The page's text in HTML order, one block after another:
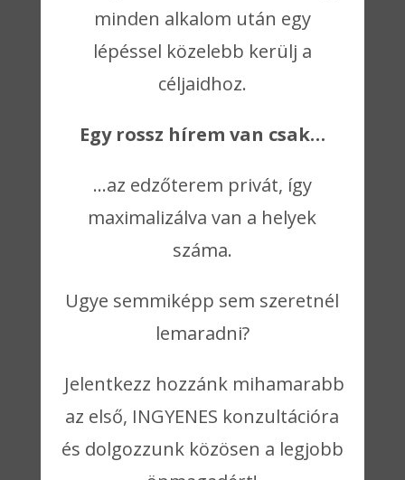
minden alkalom után egy
lépéssel közelebb kerülj a
céljaidhoz.
Egy rossz hírem van csak…
…az edzőterem privát, így
maximalizálva van a helyek
száma.
Ugye semmiképp sem szeretnél
lemaradni?
Jelentkezz hozzánk mihamarabb
az első, INGYENES konzultációra
és dolgozzunk közösen a legjobb